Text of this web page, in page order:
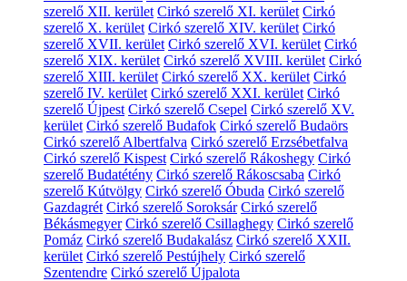
szerelő XII. kerület Cirkó szerelő XI. kerület Cirkó
szerelő X. kerület Cirkó szerelő XIV. kerület Cirkó
szerelő XVII. kerület Cirkó szerelő XVI. kerület Cirkó
szerelő XIX. kerület Cirkó szerelő XVIII. kerület Cirkó
szerelő XIII. kerület Cirkó szerelő XX. kerület Cirkó
szerelő IV. kerület Cirkó szerelő XXI. kerület Cirkó
szerelő Újpest Cirkó szerelő Csepel Cirkó szerelő XV.
kerület Cirkó szerelő Budafok Cirkó szerelő Budaörs
Cirkó szerelő Albertfalva Cirkó szerelő Erzsébetfalva
Cirkó szerelő Kispest Cirkó szerelő Rákoshegy Cirkó
szerelő Budatétény Cirkó szerelő Rákoscsaba Cirkó
szerelő Kútvölgy Cirkó szerelő Óbuda Cirkó szerelő
Gazdagrét Cirkó szerelő Soroksár Cirkó szerelő
Békásmegyer Cirkó szerelő Csillaghegy Cirkó szerelő
Pomáz Cirkó szerelő Budakalász Cirkó szerelő XXII.
kerület Cirkó szerelő Pestújhely Cirkó szerelő
Szentendre Cirkó szerelő Újpalota